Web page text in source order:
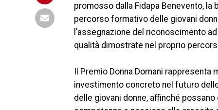
promosso dalla Fidapa Benevento, la
percorso formativo delle giovani
l’assegnazione del riconoscimento
qualità dimostrate nel proprio
Il Premio Donna Domani
investimento concreto nel futuro
delle giovani donne, affinché